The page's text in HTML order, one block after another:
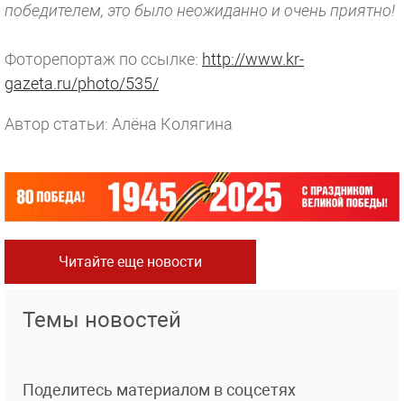
победителем, это было неожиданно и очень приятно!
Фоторепортаж по ссылке: http://www.kr-
gazeta.ru/photo/535/
Автор статьи: Алёна Колягина
Читайте еще новости
Темы новостей
Поделитесь материалом в соцсетях